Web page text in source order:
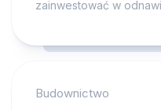
zainwestować w
Budownictwo